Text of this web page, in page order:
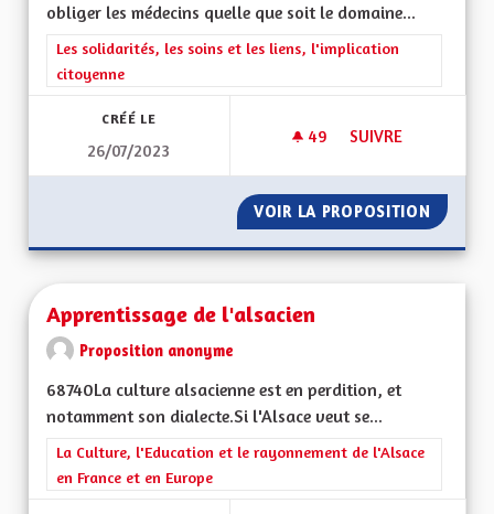
obliger les médecins quelle que soit le domaine...
Filtrer les résultats de la catégorie : Les solidarités, les soins
Les solidarités, les soins et les liens, l'implication
citoyenne
CRÉÉ LE
26/07/2023
49 49 ABONNÉS
SUIVRE
VOIR LA PROPOSITION
Apprentissage de l'alsacien
Proposition anonyme
68740La culture alsacienne est en perdition, et
notamment son dialecte.Si l'Alsace veut se...
Filtrer les résultats de la catégorie : La Culture, l'Education et
La Culture, l'Education et le rayonnement de l'Alsace
en France et en Europe